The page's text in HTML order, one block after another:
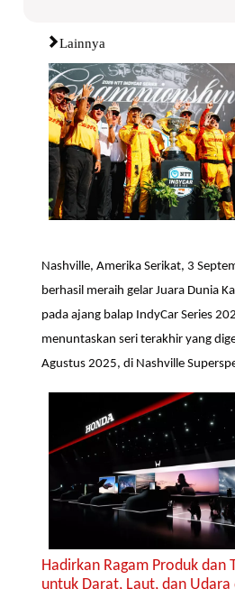
Lainnya
Nashville, Amerika Serikat, 3
berhasil meraih gelar Juara Dunia
pada ajang balap IndyCar Series
menuntaskan seri terakhir yang
Agustus 2025, di Nashville
Hadirkan Ragam Produk dan
untuk Darat, Laut, dan